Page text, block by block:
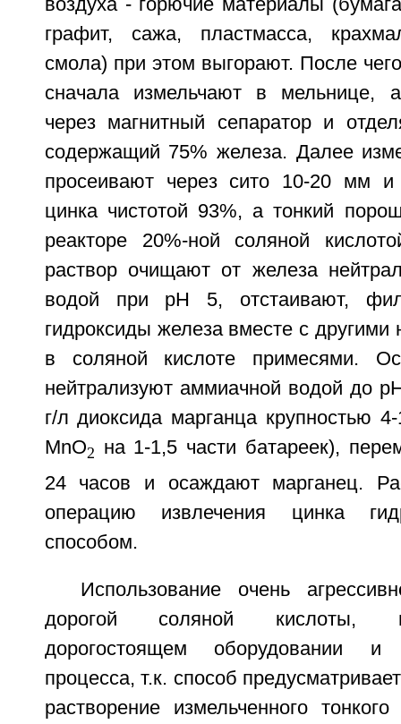
воздуха - горючие материалы
графит, сажа, пластмасса,
смола) при этом выгорают. После
сначала измельчают в мельнице,
через магнитный сепаратор и
содержащий 75% железа. Далее
просеивают через сито 10-20 мм и
цинка чистотой 93%, а тонкий
реакторе 20%-ной соляной
раствор очищают от железа
водой при рН 5, отстаивают,
гидроксиды железа вместе с
в соляной кислоте примесями.
нейтрализуют аммиачной водой до
г/л диоксида марганца крупностью
MnO2 на 1-1,5 части батареек),
24 часов и осаждают марганец.
операцию извлечения цинка
способом.
Использование очень
дорогой соляной кислоты,
дорогостоящем оборудовании и
процесса, т.к. способ
растворение измельченного